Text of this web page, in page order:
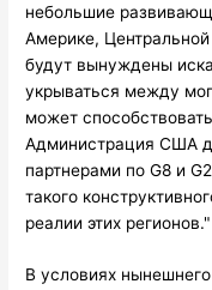
небольшие
Америке,
будут вынуждены
укрываться между
может
Администрация США
партнерами по G8 и
такого
реалии этих регионов."
В условиях